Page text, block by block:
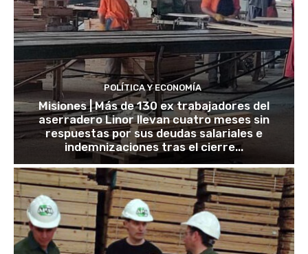
POLÍTICA Y ECONOMÍA
Misiones | Más de 130 ex trabajadores del
aserradero Linor llevan cuatro meses sin
respuestas por sus deudas salariales e
indemnizaciones tras el cierre...